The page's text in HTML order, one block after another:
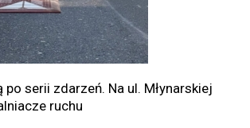
serii zdarzeń. Na ul. Młynarskiej
ruchu